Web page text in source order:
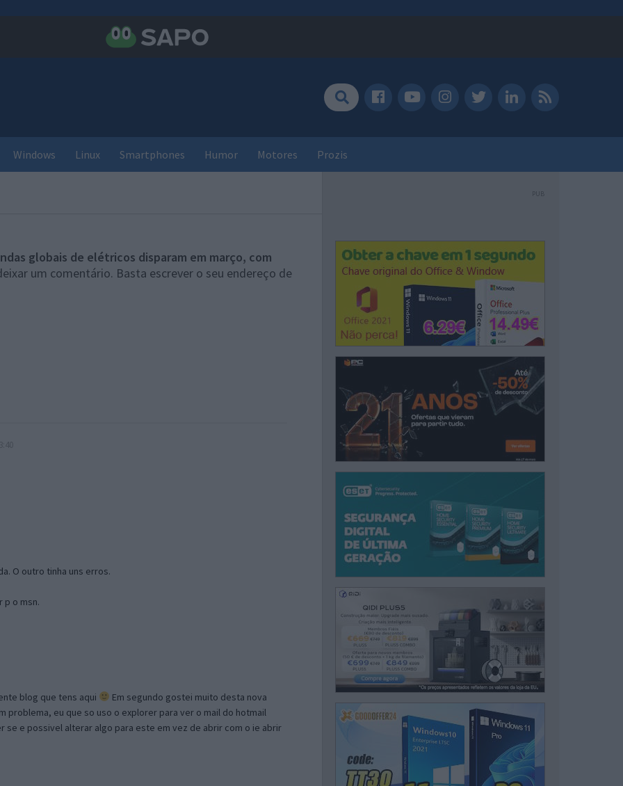
Windows Linux Smartphones Humor Motores Prozis
globais de elétricos disparam em março, com
um comentário. Basta escrever o seu endereço de
O outro tinha uns erros.
p o msn.
blog que tens aqui
Em segundo gostei muito desta nova
problema, eu que so uso o explorer para ver o mail do hotmail
se e possivel alterar algo para este em vez de abrir com o ie abrir
PUB